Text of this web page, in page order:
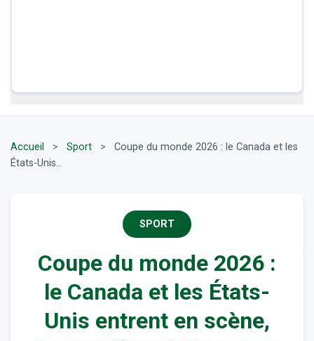
Accueil > Sport >
Coupe du monde 2026 : le Canada et les
États-Unis...
SPORT
Coupe du monde 2026 :
le Canada et les États-
Unis entrent en scène,